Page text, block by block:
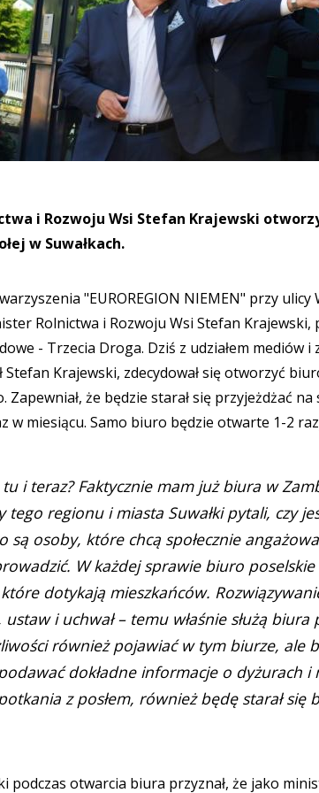
i Rozwoju Wsi Stefan Krajewski
w Suwałkach.
"EUROREGION NIEMEN" przy
Rolnictwa i Rozwoju Wsi Stefan
- Trzecia Droga. Dziś z udziałem mediów
Stefan Krajewski, zdecydował się otworzyć
Zapewniał, że będzie starał się przyjeżdżać
w miesiącu. Samo biuro będzie otwarte 1-2
i teraz? Faktycznie mam już biura w
tego regionu i miasta Suwałki pytali, czy
są osoby, które chcą społecznie
W każdej sprawie biuro
dotykają mieszkańców.
i uchwał – temu właśnie służą
również pojawiać w tym biurze, ale
dokładne informacje o dyżurach i
z posłem, również będę starał
podczas otwarcia biura przyznał, że jako